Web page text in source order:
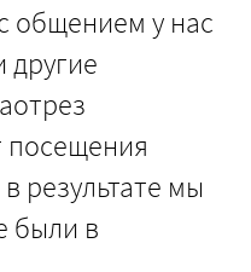
общением у нас
другие
посещения
результате мы
были в